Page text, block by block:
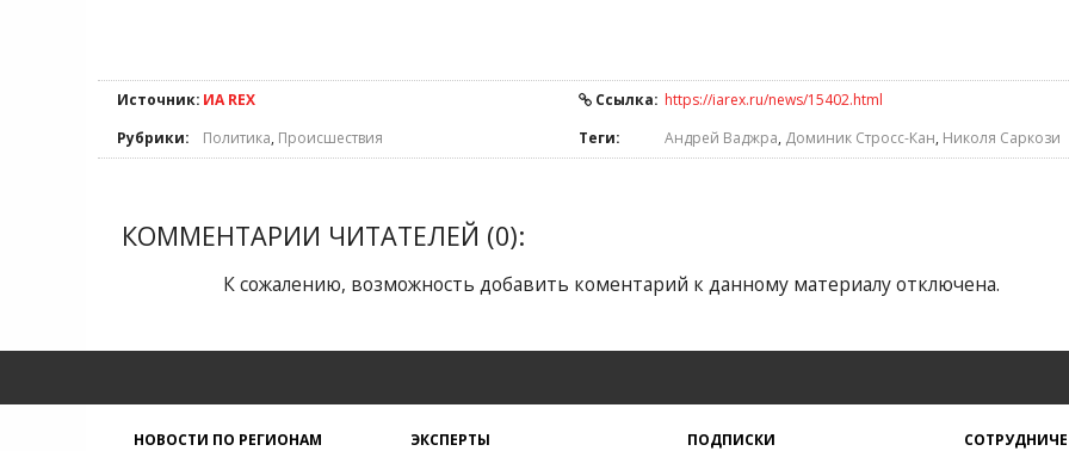
Источник: ИА REX Ссылка: https://iarex.ru/news/15402.html
Рубрики:
Политика, Происшествия Теги: Андрей Ваджра, Доминик Стросс-Кан, Николя Саркози
КОММЕНТАРИИ ЧИТАТЕЛЕЙ (0):
К сожалению, возможность добавить коментарий к данному материалу отключена.
НОВОСТИ ПО РЕГИОНАМ ЭКСПЕРТЫ ПОДПИСКИ